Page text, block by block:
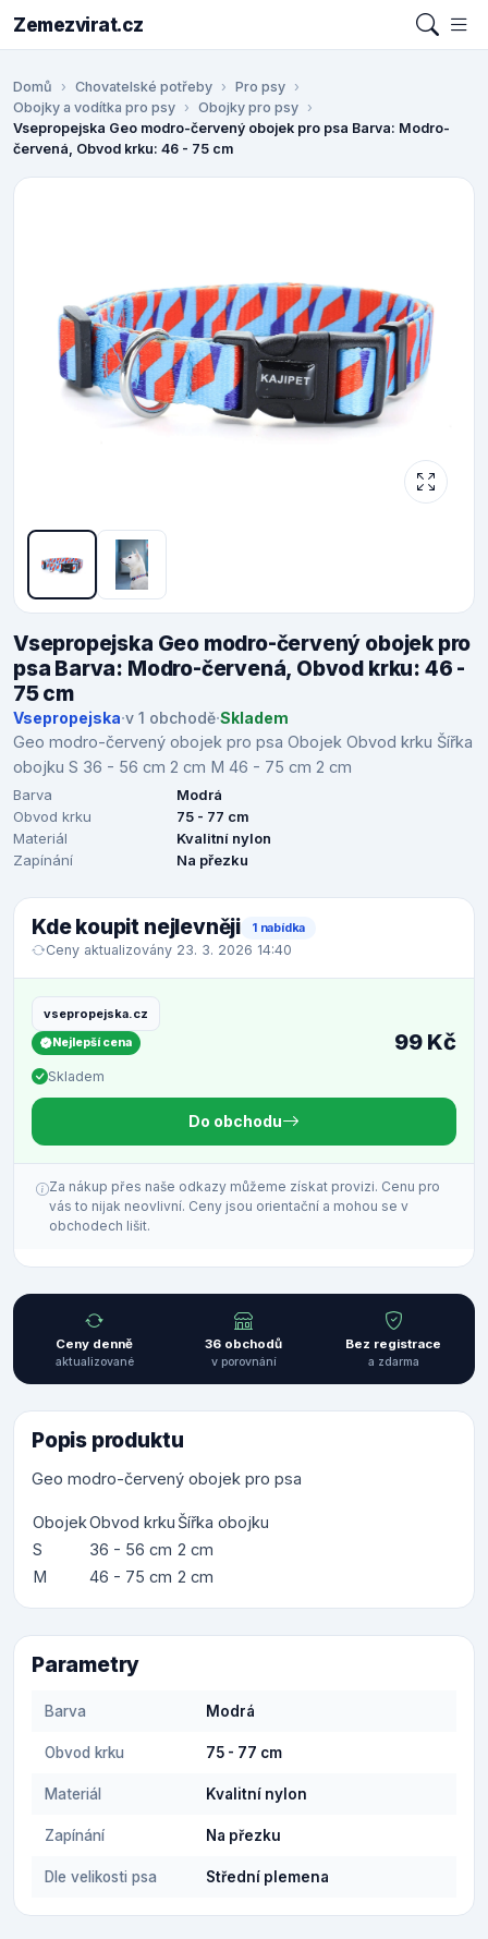
Zemezvirat.cz
Domů Chovatelské potřeby
Pro psy
Obojky a vodítka pro psy
Obojky pro psy
Vsepropejska Geo modro-červený obojek pro psa Barva: Modro-
červená, Obvod krku: 46 - 75 cm
Vsepropejska Geo modro-červený obojek pro
psa Barva: Modro-červená, Obvod krku: 46 -
75 cm
Vsepropejska·v 1 obchodě·Skladem
Geo modro-červený obojek pro psa Obojek Obvod krku Šířka
obojku S 36 - 56 cm 2 cm M 46 - 75 cm 2 cm
Barva
Modrá
Obvod krku
75 - 77 cm
Materiál
Kvalitní nylon
Zapínání
Na přezku
Kde koupit nejlevněji 1 nabídka
Ceny aktualizovány 23. 3. 2026 14:40
vsepropejska.cz
Nejlepší cena
Skladem
99 Kč
Do obchodu
Za nákup přes naše odkazy můžeme získat provizi. Cenu pro
vás to nijak neovlivní. Ceny jsou orientační a mohou se v
obchodech lišit.
Ceny denně
aktualizované
36 obchodů
v porovnání
Bez registrace
a zdarma
Popis produktu
Geo modro-červený obojek pro psa
ObojekObvod krku Šířka obojku
S
36 - 56 cm 2 cm
M
46 - 75 cm 2 cm
Parametry
Barva Modrá
Obvod krku 75 - 77 cm
Materiál Kvalitní nylon
Zapínání Na přezku
Dle velikosti psa Střední plemena